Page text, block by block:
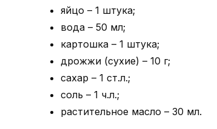
яйцо – 1 штука;
вода – 50 мл;
картошка – 1 штука;
дрожжи (сухие) – 10 г;
сахар – 1 ст.л.;
соль – 1 ч.л.;
растительное масло – 30 мл.